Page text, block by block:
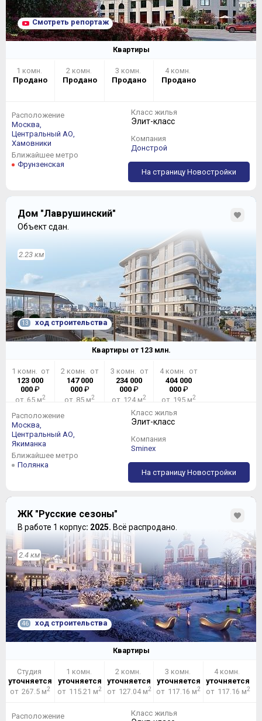
Смотреть репортаж
Квартиры
1 комн.
Продано
2 комн.
Продано
3 комн.
Продано
4 комн.
Продано
Расположение
Москва,
Центральный АО,
Хамовники
Ближайшее метро
Фрунзенская
Класс жилья
Элит-класс
Компания
Донстрой
На страницу Новостройки
Дом "Лаврушинский"
Объект сдан.
2.23 км
13 ход строительства
Квартиры от 123млн.
1 комн. от
123 000
000 ₽
от 65 м2
2 комн. от
147 000
000₽
от 85 м2
3 комн. от
234 000
000 ₽
от 124 м2
4 комн. от
404 000
000₽
от 195 м2
Расположение
Москва,
Центральный АО,
Якиманка
Ближайшее метро
Полянка
Класс жилья
Элит-класс
Компания
Sminex
На страницу Новостройки
ЖК "Русские сезоны"
В работе 1 корпус: 2025. Всё распродано.
2.4 км
46 ход строительства
Квартиры
Студия
уточняется
от 267.5 м2
1 комн.
уточняется
от 115.21 м2
2 комн.
уточняется
от 127.04 м2
3 комн.
уточняется
от 117.16 м2
4 комн.
уточняется
от 117.16 м2
Расположение Класс жилья